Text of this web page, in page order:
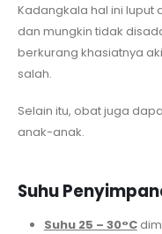
Kadangkala hal ini luput
dan mungkin tidak
berkurang khasiatnya
salah.
Selain itu, obat juga
anak-anak.
Suhu
Suhu 25 – 30°C